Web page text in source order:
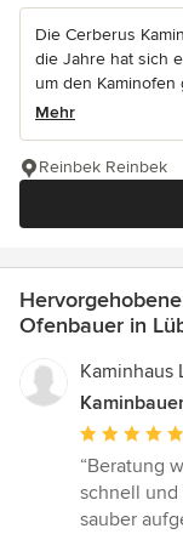
Die Cerberus
die Jahre hat sich
um den Kaminofen
Mehr
Reinbek Reinbek
Ofenbauer in
Kaminhaus
Bewertung:
5
von
“Beratung
schnell
sauber